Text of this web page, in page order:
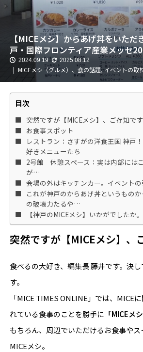
【MICEメシ】からあげ丼をいただ
戸・国際フロンティア産業メッセ
2024.09.19 2025.08.12
MICEメシ（グルメ）、食の話題,イベントの取
目次
突然ですが【MICEメシ】、ご存知で
お食事スポット
レストラン：さすがの洋食王国 神戸
好きメニューたち
2号館 休憩スペース：実は内部には
が…
会場の外はキッチンカー。イベントの
これが神戸のからあげ丼というもの
の破壊力たるや…
【神戸のMICEメシ】いかがでしたか
突然ですが 【MICEメシ】 、
食べるの大好き、編集長 藤井です。決
す。
「MICE TIMES ONLINE」では、MICE
れている食事のことを勝手に 「MICEメシ
もちろん、周辺でいただけるお食事や
MICEメシ。